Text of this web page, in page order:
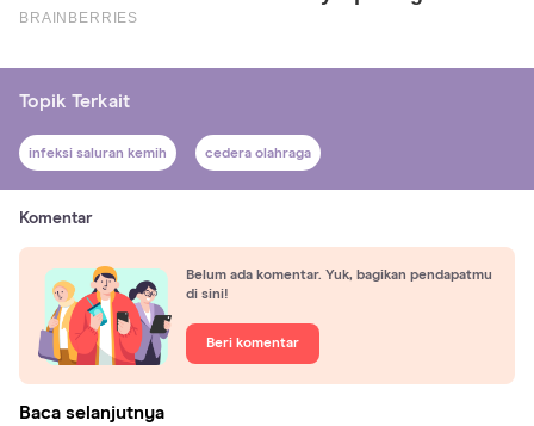
Topik Terkait
infeksi saluran kemih cedera olahraga
Komentar
Belum ada komentar. Yuk, bagikan pendapatmu
di sini!
Beri komentar
Baca selanjutnya